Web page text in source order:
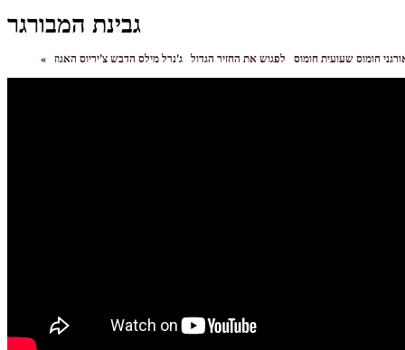
גבינת המבורגר
« חומוס שעועית חומוס לפגוש את החזיר הגדול